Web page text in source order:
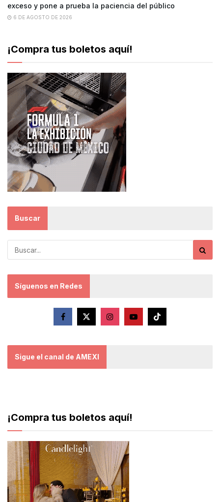
exceso y pone a prueba la paciencia del público
6 DE AGOSTO DE 2026
¡Compra tus boletos aquí!
Buscar
Síguenos en Redes
Sigue el canal de AMEXI
¡Compra tus boletos aquí!